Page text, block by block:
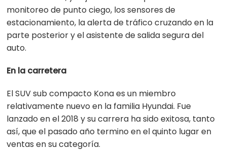
monitoreo de punto ciego, los sensores de
estacionamiento, la alerta de tráfico cruzando en la
parte posterior y el asistente de salida segura del
auto.
En la carretera
El SUV sub compacto Kona es un miembro
relativamente nuevo en la familia Hyundai. Fue
lanzado en el 2018 y su carrera ha sido exitosa, tanto
así, que el pasado año termino en el quinto lugar en
ventas en su categoría.